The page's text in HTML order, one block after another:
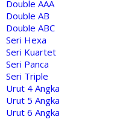
Double AAA
Double AB
Double ABC
Seri Hexa
Seri Kuartet
Seri Panca
Seri Triple
Urut 4 Angka
Urut 5 Angka
Urut 6 Angka